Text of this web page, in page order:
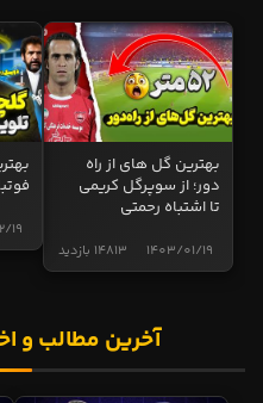
بهترین گل های از راه
دور؛ از سوپرگل کریمی
تا اشتباه رحمتی
14813 بازدید 1403/01/19
19
آخرین مطالب و